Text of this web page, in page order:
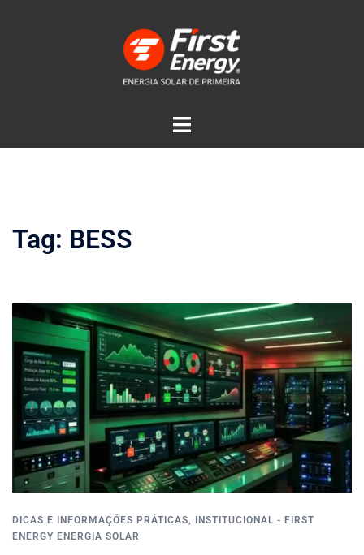
Tag: BESS
DICAS E INFORMAÇÕES PRÁTICAS
INSTITUCIONAL - FIRST
ENERGY ENERGIA SOLAR